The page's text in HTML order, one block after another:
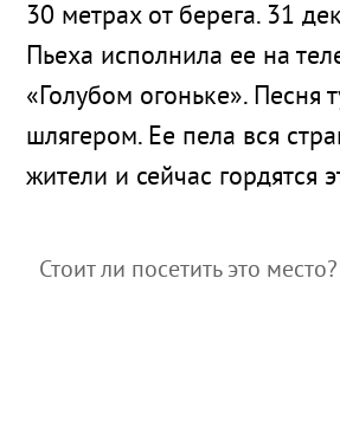
30 метрах от берега. 31
Пьеха исполнила ее на
«Голубом огоньке». Песня
шлягером. Ее пела вся
жители и сейчас гордятся
Стоит ли посетить это место?